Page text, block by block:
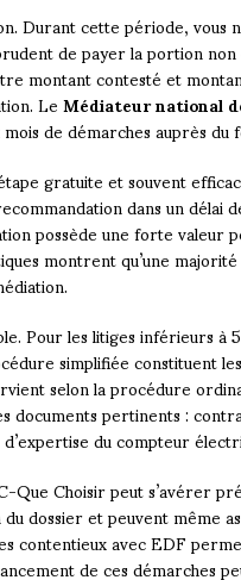
Durant cette période, vous
de payer la portion
montant contesté et
LeMédiateur national
de démarches auprès
gratuite et souvent
dans un délai
possède une forte valeur
montrent qu’une
Pour les litiges inférieurs
simplifiée constituent
selon la procédure
documents pertinents :
du compteur
Que Choisir peut s’avérer
dossier et peuvent même
contentieux avec EDF
de ces démarches